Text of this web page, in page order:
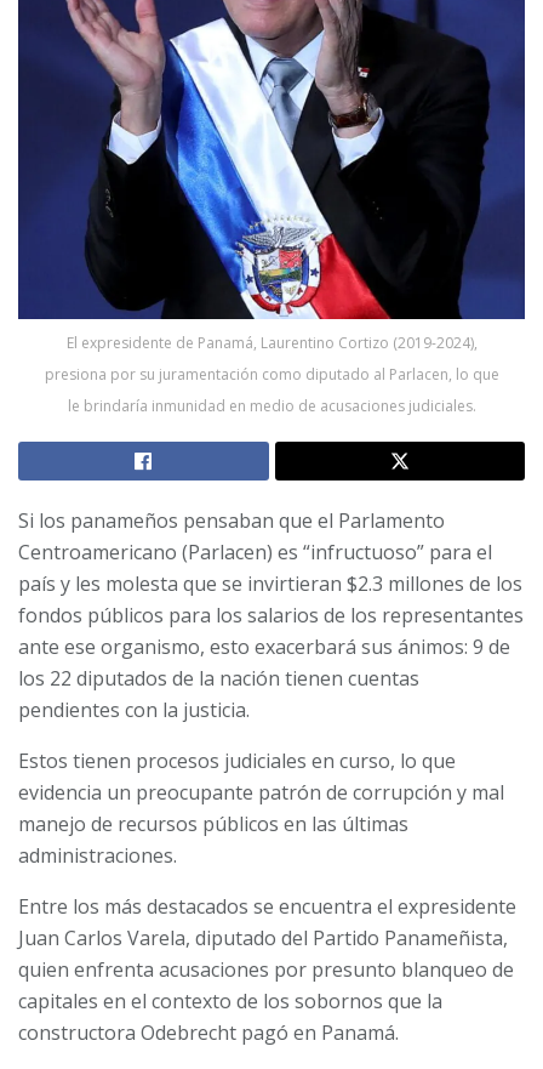
El expresidente de Panamá, Laurentino Cortizo (2019-2024),
presiona por su juramentación como diputado al Parlacen, lo que
le brindaría inmunidad en medio de acusaciones judiciales.
Si los panameños pensaban que el Parlamento
Centroamericano (Parlacen) es “infructuoso” para el
país y les molesta que se invirtieran $2.3 millones de los
fondos públicos para los salarios de los representantes
ante ese organismo, esto exacerbará sus ánimos: 9 de
los 22 diputados de la nación tienen cuentas
pendientes con la justicia.
Estos tienen procesos judiciales en curso, lo que
evidencia un preocupante patrón de corrupción y mal
manejo de recursos públicos en las últimas
administraciones.
Entre los más destacados se encuentra el expresidente
Juan Carlos Varela, diputado del Partido Panameñista,
quien enfrenta acusaciones por presunto blanqueo de
capitales en el contexto de los sobornos que la
constructora Odebrecht pagó en Panamá.